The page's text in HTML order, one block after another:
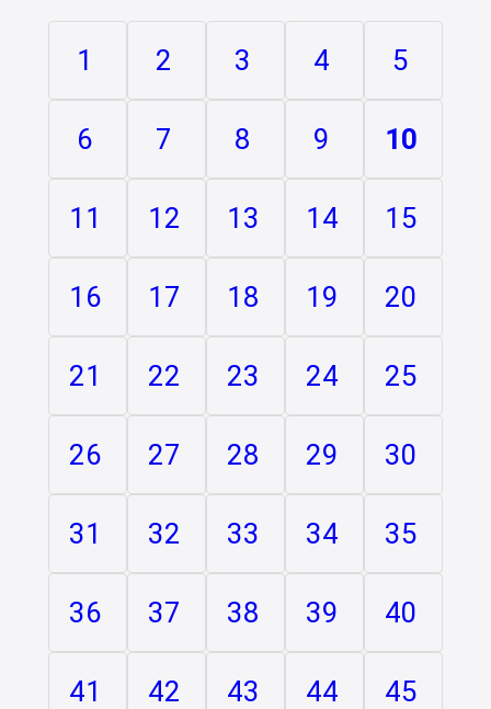
1 2 3 4 5
6 7 8 9 10
11 12 13 14 15
16 17 18 19 20
21 22 23 24 25
26 27 28 29 30
31 32 33 34 35
36 37 38 39 40
41 42 43 44 45